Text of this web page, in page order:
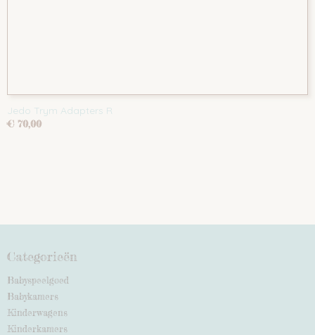
Jedo Trym Adapters R
€ 70,00
Categorieën
Babyspeelgoed
Babykamers
Kinderwagens
Kinderkamers